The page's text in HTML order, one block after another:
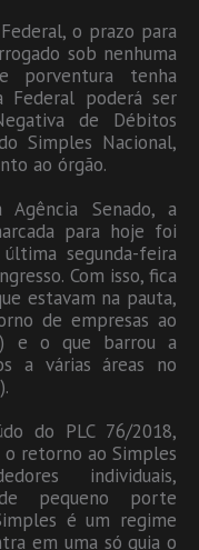
o prazo para
sob nenhuma
porventura tenha
poderá ser
de Débitos
Simples Nacional,
ao órgão.
Senado, a
para hoje foi
segunda-feira
Com isso, fica
estavam na pauta,
de empresas ao
e o que barrou a
a várias áreas no
do PLC 76/2018,
retorno ao Simples
individuais,
pequeno porte
é um regime
em uma só guia o